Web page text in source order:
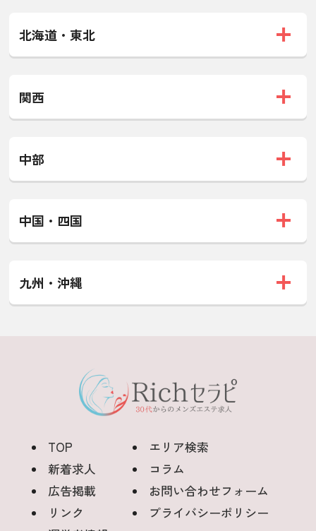
北海道・東北
関西
中部
中国・四国
九州・沖縄
TOP
エリア検索
新着求人
コラム
広告掲載
お問い合わせフォーム
リンク
プライバシーポリシー